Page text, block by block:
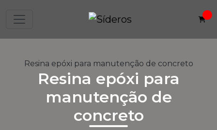
Resina epóxi para manutenção de concreto
Resina epóxi para
manutenção de
concreto